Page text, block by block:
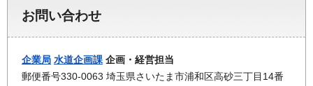
お問い合わせ
企業局 水道企画課 企画・経営担当
郵便番号330-0063 埼玉県さいたま市浦和区高砂三丁目14番